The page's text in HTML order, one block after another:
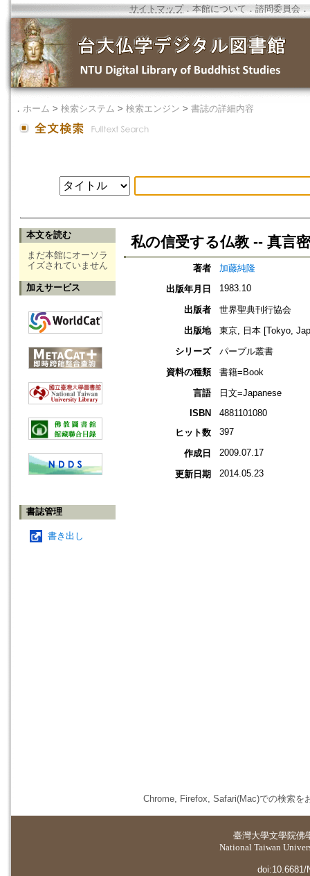
サイトマップ．本館について ． 諮問委員会 ．
． ホーム > 検索システム > 検索エンジン > 書誌の詳細内容
本文を読む
まだ本館にオーソラ
イズされていません
加えサービス
書誌管理
書き出し
私の信受する仏教 -- 真言
著者
加藤純隆
出版年月日
1983.10
出版者
世界聖典刊行協会
出版地
東京, 日本 [Tokyo,
シリーズ
パープル叢書
資料の種類
書籍=Book
言語
日文=Japanese
ISBN
4881101080
ヒット数
397
作成日 2009.07.17
更新日期 2014.05.23
Chrome, Firefox, Safari(Mac)での検索を
臺灣大學文學院佛
National Taiwan
doi:10.6681/